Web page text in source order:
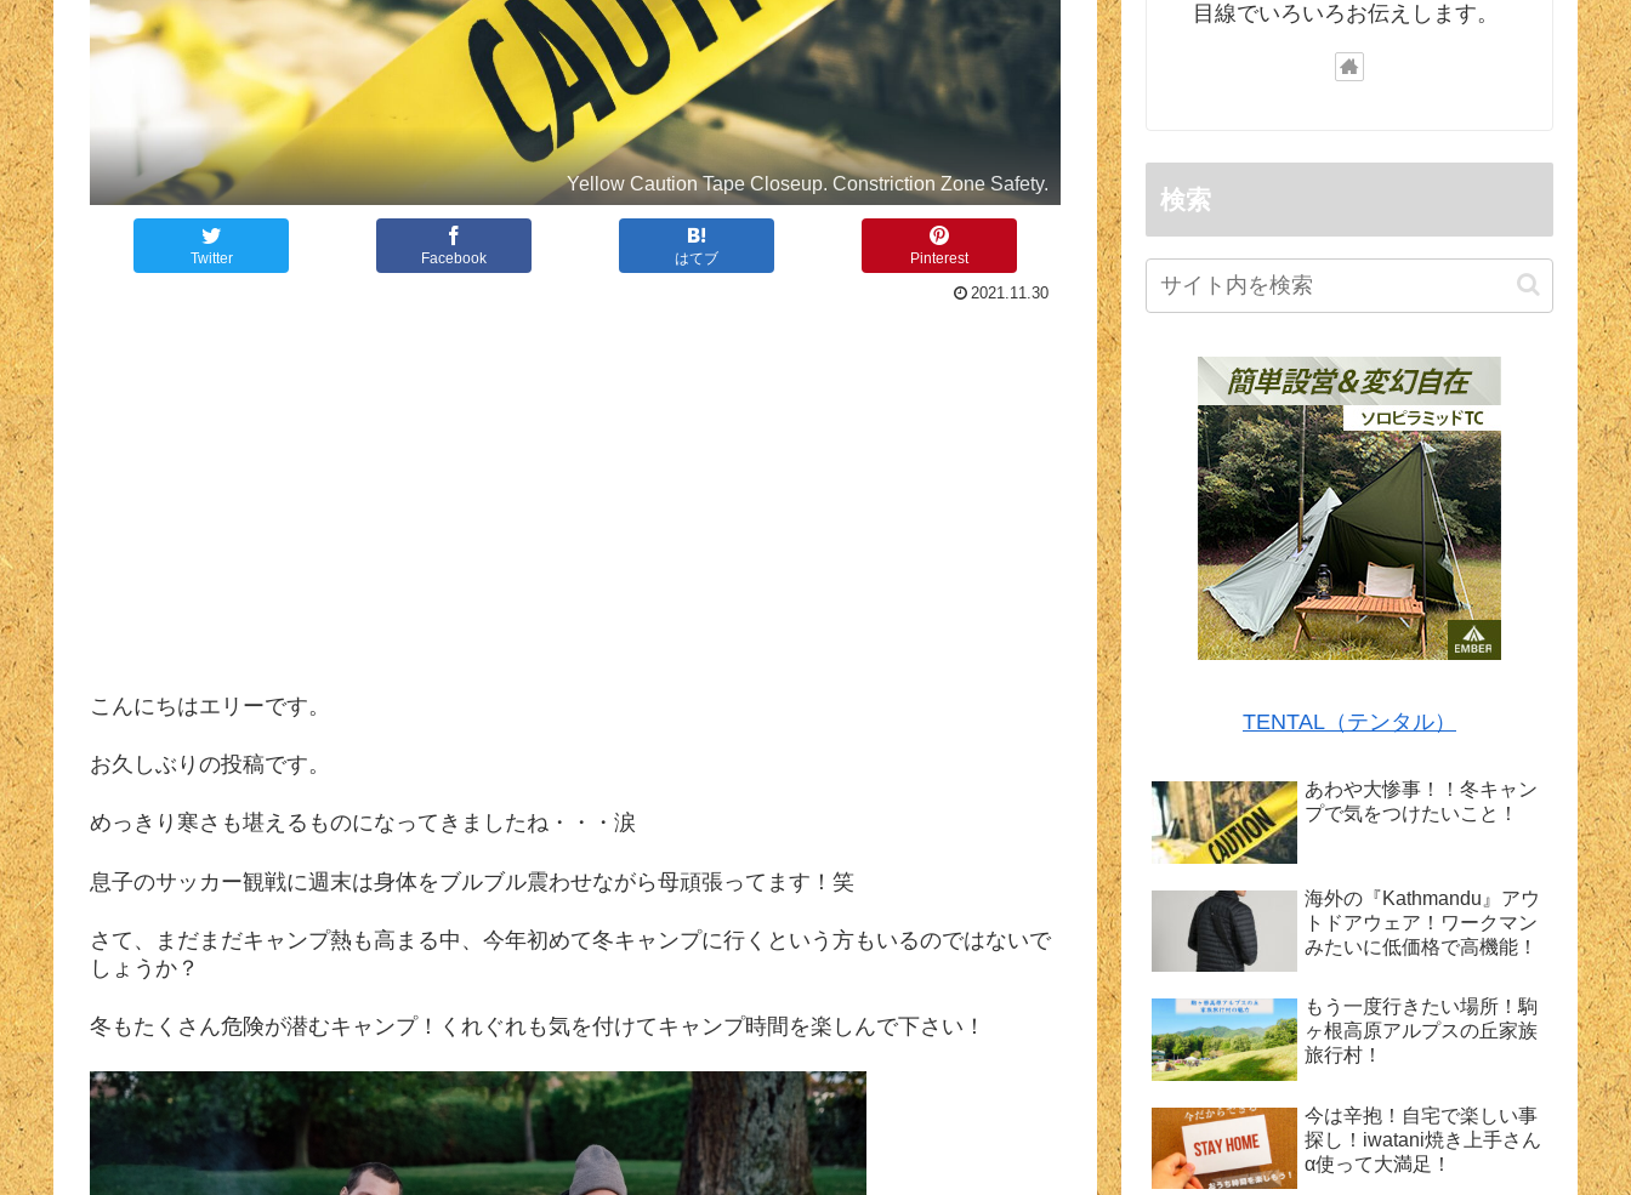
Yellow Caution Tape Closeup. Constriction Zone Safety.
Twitter Facebook はてブ Pinterest
2021.11.30
こんにちはエリーです。
お久しぶりの投稿です。
めっきり寒さも堪えるものになってきましたね・・・涙
息子のサッカー観戦に週末は身体をブルブル震わせながら母頑張ってます！笑
さて、まだまだキャンプ熱も高まる中、今年初めて冬キャンプに行くという方もいるのではないで
しょうか？
冬もたくさん危険が潜むキャンプ！くれぐれも気を付けてキャンプ時間を楽しんで下さい！
目線でいろいろお伝えします。
検索
TENTAL（テンタル）
あわや大惨事！！冬キャン
プで気をつけたいこと！
海外の『Kathmandu』アウ
トドアウェア！ワークマン
みたいに低価格で高機能！
もう一度行きたい場所！駒
ヶ根高原アルプスの丘家族
旅行村！
今は辛抱！自宅で楽しい事
探し！iwatani焼き上手さん
α使って大満足！